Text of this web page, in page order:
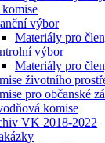
výbor
Materiály pro
výbor
Materiály pro
životního
pro občanské
komise
VK 2018-2022